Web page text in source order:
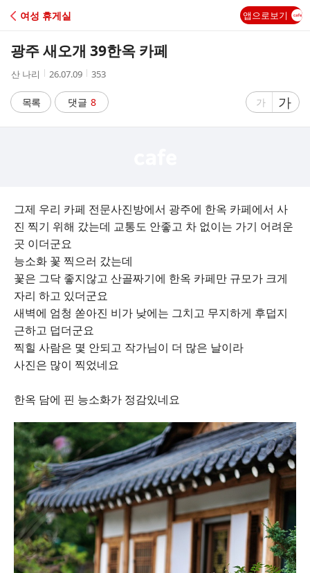
C
A
여성 휴게실 앱으로보기
광주 새오개 39한옥 카페
작
자
산 나리
작
시
간
26.07.09
조
수
353
목록 댓글 8
글
게
가
글
자
게
가
그제 우리 카페 전문사진방에서 광주에 한옥 카페에서 사
진 찍기 위해 갔는데 교통도 안좋고 차 없이는 가기 어려운
곳 이더군요
능소화 꽃 찍으러 갔는데
꽃은 그닥 좋지않고 산골짜기에 한옥 카페만 규모가 크게
자리 하고 있더군요
새벽에 엄청 쏟아진 비가 낮에는 그치고 무지하게 후덥지
근하고 덥더군요
찍힐 사람은 몇 안되고 작가님이 더 많은 날이라
사진은 많이 찍었네요
한옥 담에 핀 능소화가 정감있네요